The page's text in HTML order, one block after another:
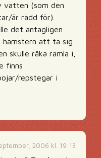
vatten (som den
är rädd för).
det antagligen
att ta sig
skulle råka ramla i,
finns
repstegar i
2006 kl. 19:13